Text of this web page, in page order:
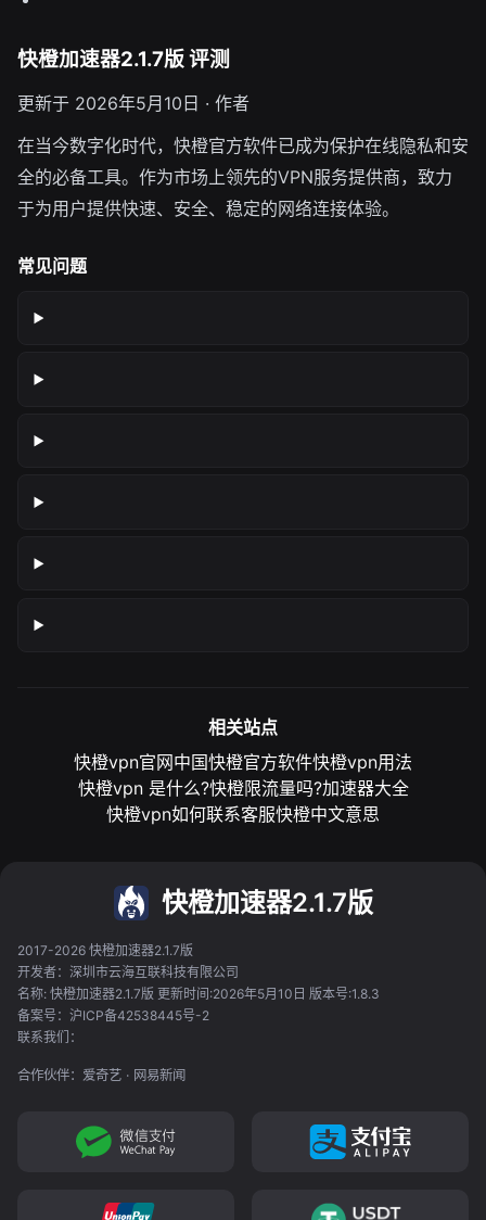
快橙加速器2.1.7版 评测
更新于 2026年5月10日 · 作者
在当今数字化时代，快橙官方软件已成为保护在线隐私和安
全的必备工具。作为市场上领先的VPN服务提供商，致力
于为用户提供快速、安全、稳定的网络连接体验。
常见问题
相关站点
快橙vpn官网中国快橙官方软件快橙vpn用法
快橙vpn 是什么?快橙限流量吗?加速器大全
快橙vpn如何联系客服快橙中文意思
快橙加速器2.1.7版
2017-2026 快橙加速器2.1.7版
开发者：深圳市云海互联科技有限公司
名称: 快橙加速器2.1.7版 更新时间:2026年5月10日 版本号:1.8.3
备案号：沪ICP备42538445号-2
联系我们：
合作伙伴： 爱奇艺 · 网易新闻